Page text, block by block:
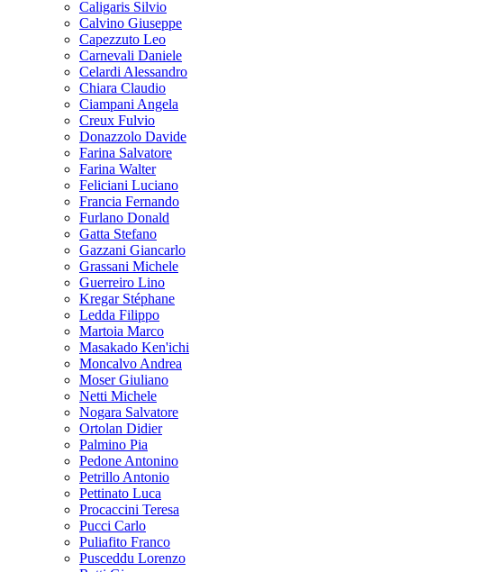
Caligaris Silvio
Calvino Giuseppe
Capezzuto Leo
Carnevali Daniele
Celardi Alessandro
Chiara Claudio
Ciampani Angela
Creux Fulvio
Donazzolo Davide
Farina Salvatore
Farina Walter
Feliciani Luciano
Francia Fernando
Furlano Donald
Gatta Stefano
Gazzani Giancarlo
Grassani Michele
Guerreiro Lino
Kregar Stéphane
Ledda Filippo
Martoia Marco
Masakado Ken'ichi
Moncalvo Andrea
Moser Giuliano
Netti Michele
Nogara Salvatore
Ortolan Didier
Palmino Pia
Pedone Antonino
Petrillo Antonio
Pettinato Luca
Procaccini Teresa
Pucci Carlo
Puliafito Franco
Pusceddu Lorenzo